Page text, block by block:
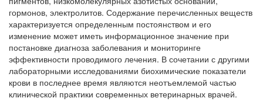
гормонов, электролитов. Содержание перечисленных веществ
характеризуется определенным постоянством и его
изменение может иметь информационное значение при
постановке диагноза заболевания и мониторинге
эффективности проводимого лечения. В сочетании с другими
лабораторными исследованиями биохимические показатели
крови в последнее время являются неотъемлемой частью
клинической практики современных ветеринарных врачей.